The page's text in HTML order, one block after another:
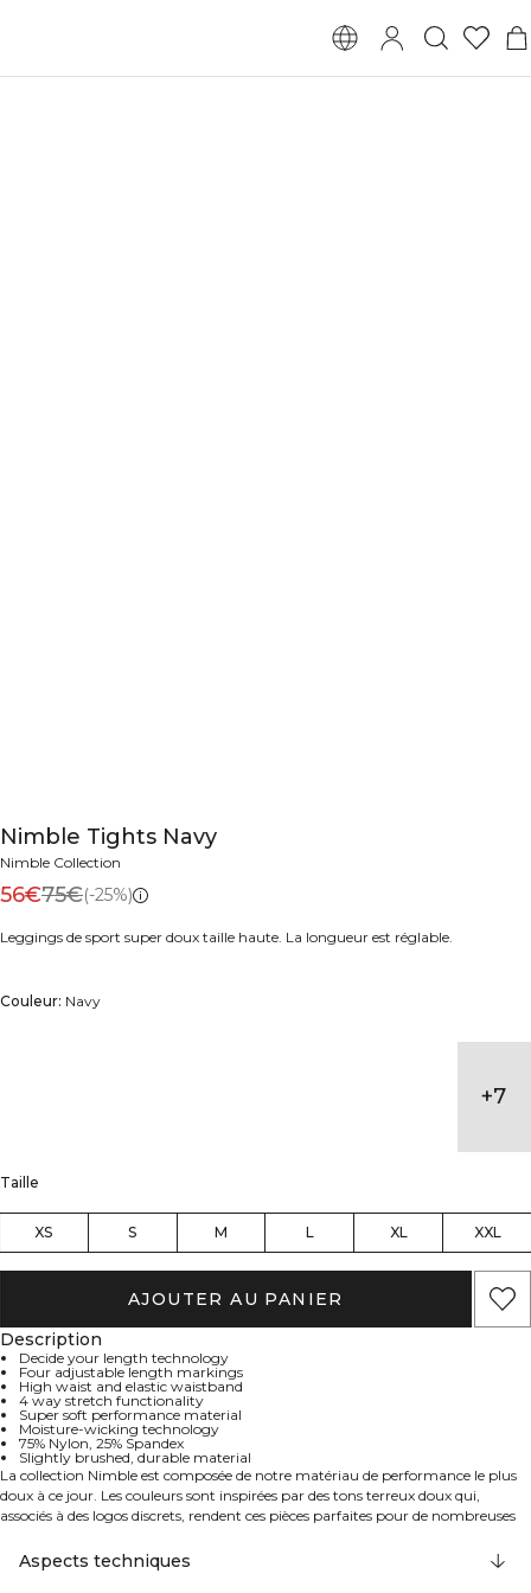
Nimble Tights Navy
Nimble Collection
56€75€(-25%)
Leggings de sport super doux taille haute. La longueur est réglable.
Couleur: Navy
+7
Taille
XS S M L XL XXL
AJOUTER AU PANIER
Description
Decide your length technology
Four adjustable length markings
High waist and elastic waistband
4 way stretch functionality
Super soft performance material
Moisture-wicking technology
75% Nylon, 25% Spandex
Slightly brushed, durable material
La collection Nimble est composée de notre matériau de performance le plus
doux à ce jour. Les couleurs sont inspirées par des tons terreux doux qui,
associés à des logos discrets, rendent ces pièces parfaites pour de nombreuses
votre longueur idéale en coupant juste en dessous des marquages dans la
couture de jambe. Technologie unique "choisissez votre longueur" avec quatre
Aspects techniques